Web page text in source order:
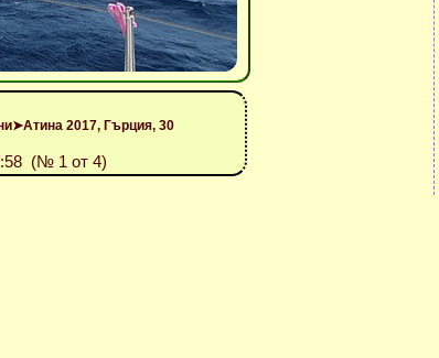
2017, Гърция, 30
(№ 1 от 4)